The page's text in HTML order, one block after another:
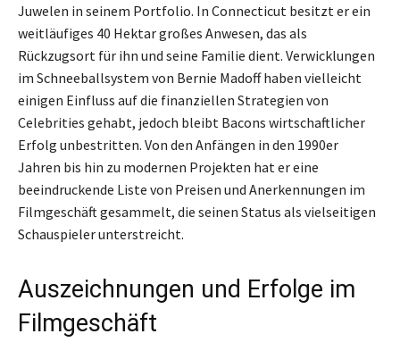
Juwelen in seinem Portfolio. In Connecticut besitzt er ein
weitläufiges 40 Hektar großes Anwesen, das als
Rückzugsort für ihn und seine Familie dient. Verwicklungen
im Schneeballsystem von Bernie Madoff haben vielleicht
einigen Einfluss auf die finanziellen Strategien von
Celebrities gehabt, jedoch bleibt Bacons wirtschaftlicher
Erfolg unbestritten. Von den Anfängen in den 1990er
Jahren bis hin zu modernen Projekten hat er eine
beeindruckende Liste von Preisen und Anerkennungen im
Filmgeschäft gesammelt, die seinen Status als vielseitigen
Schauspieler unterstreicht.
Auszeichnungen und Erfolge im
Filmgeschäft